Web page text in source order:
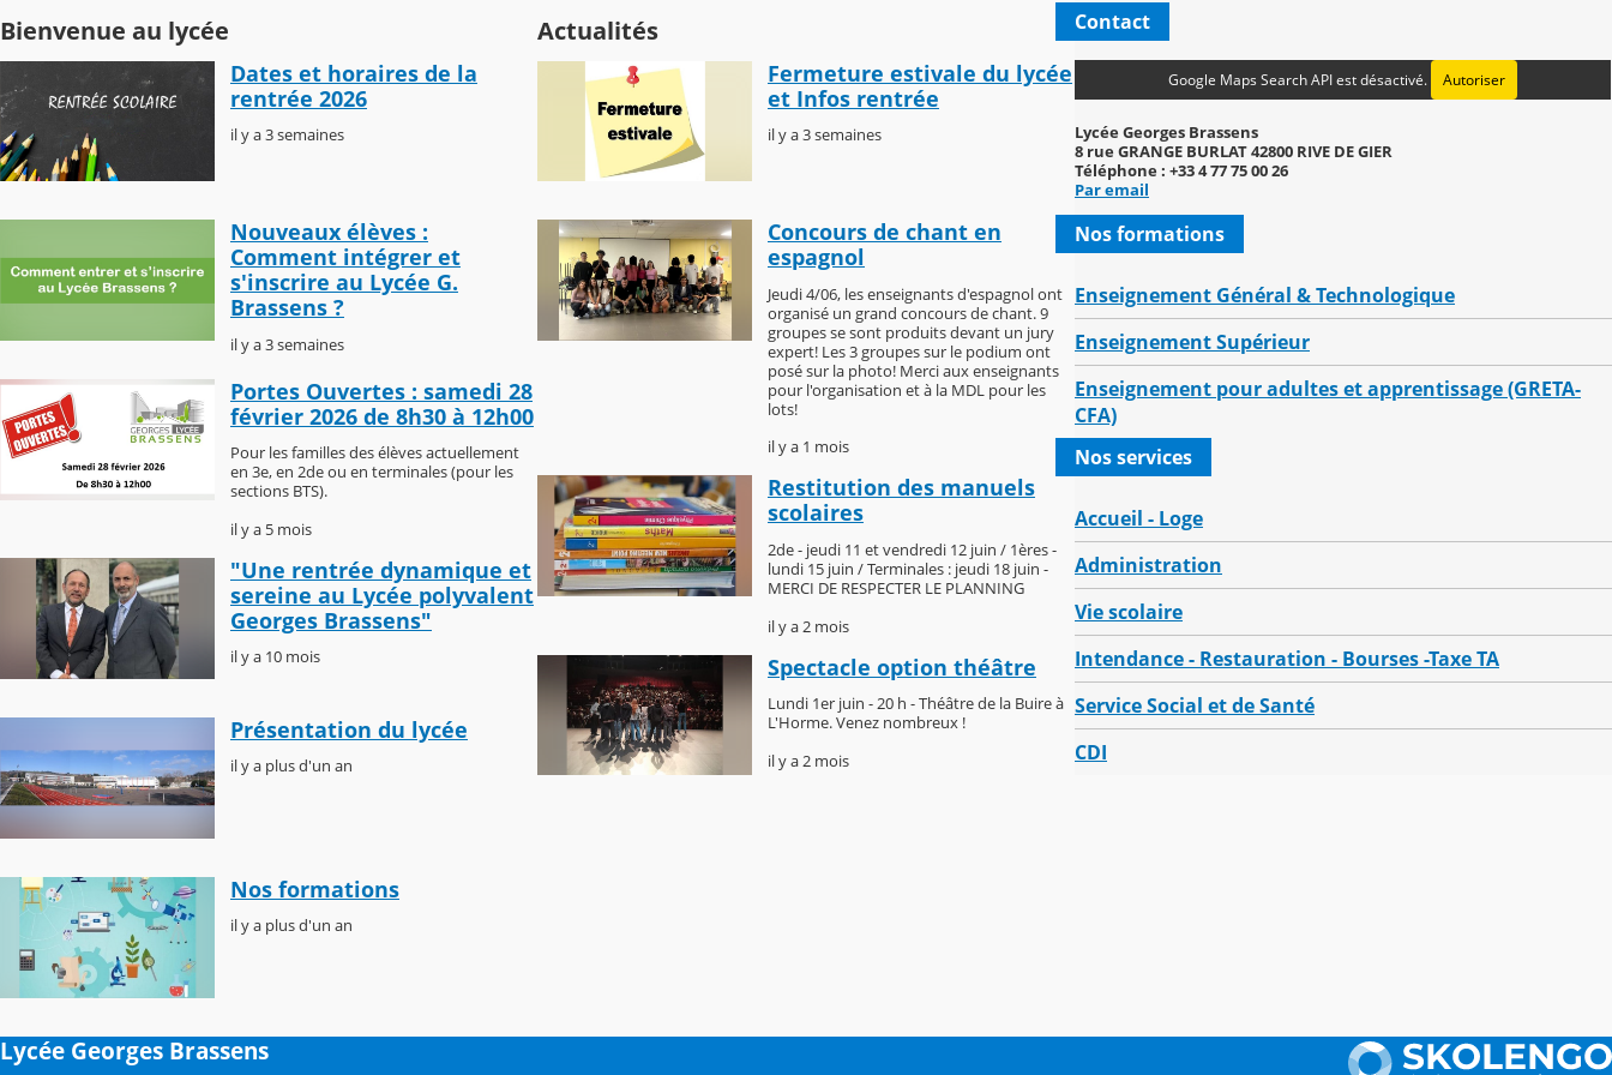
Bienvenue au lycée
Dates et horaires de la
rentrée 2026
il y a 3 semaines
Nouveaux élèves :
Comment intégrer et
s'inscrire au Lycée G.
Brassens ?
il y a 3 semaines
Portes Ouvertes : samedi 28
février 2026 de 8h30 à 12h00
Pour les familles des élèves actuellement
en 3e, en 2de ou en terminales (pour les
sections BTS).
il y a 5 mois
"Une rentrée dynamique et
sereine au Lycée polyvalent
Georges Brassens"
il y a 10 mois
Présentation du lycée
il y a plus d'un an
Nos formations
il y a plus d'un an
Actualités
Fermeture estivale du lycée
et Infos rentrée
il y a 3 semaines
Concours de chant en
espagnol
Jeudi 4/06, les enseignants d'espagnol ont
organisé un grand concours de chant. 9
groupes se sont produits devant un jury
expert! Les 3 groupes sur le podium ont
posé sur la photo! Merci aux enseignants
pour l'organisation et à la MDL pour les
lots!
il y a 1 mois
Restitution des manuels
scolaires
2de - jeudi 11 et vendredi 12 juin / 1ères -
lundi 15 juin / Terminales : jeudi 18 juin -
MERCI DE RESPECTER LE PLANNING
il y a 2 mois
Spectacle option théâtre
Lundi 1er juin - 20 h - Théâtre de la Buire à
L'Horme. Venez nombreux !
il y a 2 mois
Contact
Google Maps Search API est désactivé. Autoriser
Lycée Georges Brassens
8 rue GRANGE BURLAT 42800 RIVE DE GIER
Téléphone : +33 4 77 75 00 26
Par email
Nos formations
Enseignement Général & Technologique
Enseignement Supérieur
Enseignement pour adultes et apprentissage (GRETA-
CFA)
Nos services
Accueil - Loge
Administration
Vie scolaire
Intendance - Restauration - Bourses -Taxe TA
Service Social et de Santé
CDI
Lycée Georges Brassens